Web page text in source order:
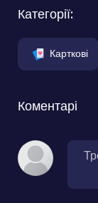
Категорії:
Карткові
Коментарі